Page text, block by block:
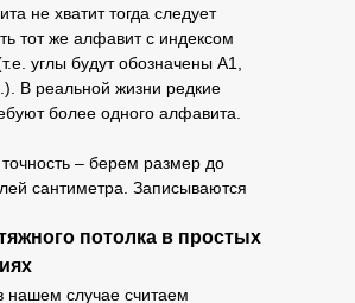
не хватит тогда следует
тот же алфавит с индексом
углы будут обозначены А1,
В реальной жизни редкие
более одного алфавита.
– берем размер до
сантиметра. Записываются
все возможные диагонали.
потолка в простых
нашем случае считаем